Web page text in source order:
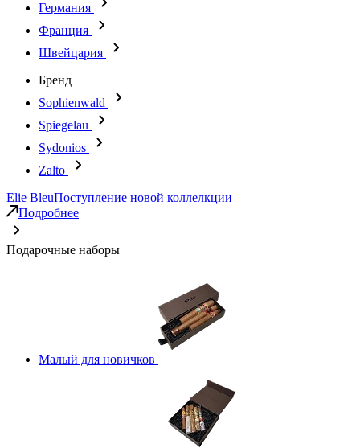
Германия
Франция
Швейцария
Бренд
Sophienwald
Spiegelau
Sydonios
Zalto
Elie BleuПоступление новой коллелкции
Подробнее
Подарочные наборы
Малый для новичков